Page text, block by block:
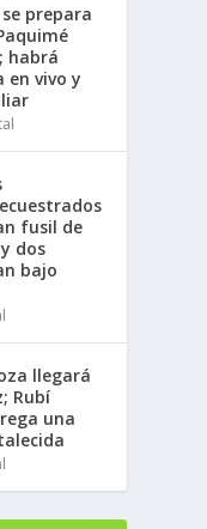
prepara
habrá
en vivo y
fusil de
dos
bajo
llegará
Rubí
una